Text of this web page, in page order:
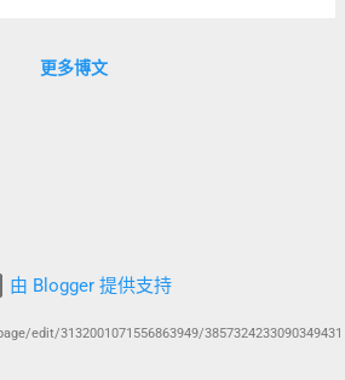
被网捕住。 3️⃣ 中文直译（保留命令
运行： 快的不一定赢， 聪明的不一定
更多博文
由 Blogger 提供支持
edit/3132001071556863949/3857324233090349431